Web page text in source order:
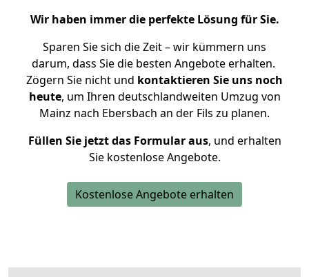
Wir haben immer die perfekte Lösung für Sie.
Sparen Sie sich die Zeit – wir kümmern uns
darum, dass Sie die besten Angebote erhalten.
Zögern Sie nicht und kontaktieren Sie uns noch
heute, um Ihren deutschlandweiten Umzug von
Mainz nach Ebersbach an der Fils zu planen.
Füllen Sie jetzt das Formular aus, und erhalten
Sie kostenlose Angebote.
Kostenlose Angebote erhalten